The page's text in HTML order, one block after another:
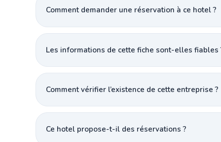
Comment demander une réservation à ce hotel ?
Les informations de cette fiche sont-elles fiables
Comment vérifier l’existence de cette entreprise ?
Ce hotel propose-t-il des réservations ?